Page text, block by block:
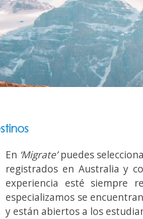
En ‘Migrate’puedes
registrados en Australia y
experiencia esté siempre
especializamos se
y están abiertos a los